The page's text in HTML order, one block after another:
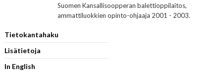
Suomen Kansallisoopperan balettioppilaitos,
ammattiluokkien opinto-ohjaaja 2001 - 2003.
Tietokantahaku
Lisätietoja
In English